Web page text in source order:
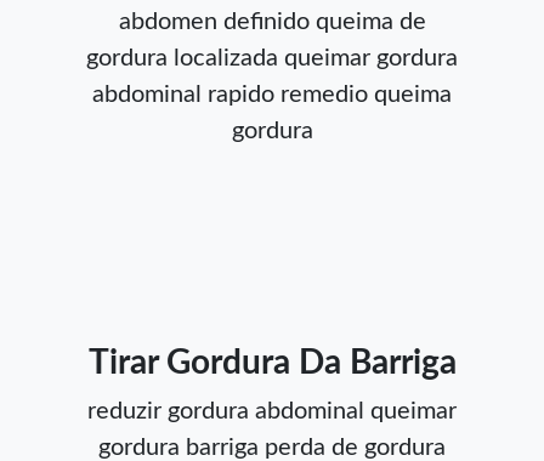
abdomen definido queima de
gordura localizada queimar gordura
abdominal rapido remedio queima
gordura
Tirar Gordura Da Barriga
reduzir gordura abdominal queimar
gordura barriga perda de gordura